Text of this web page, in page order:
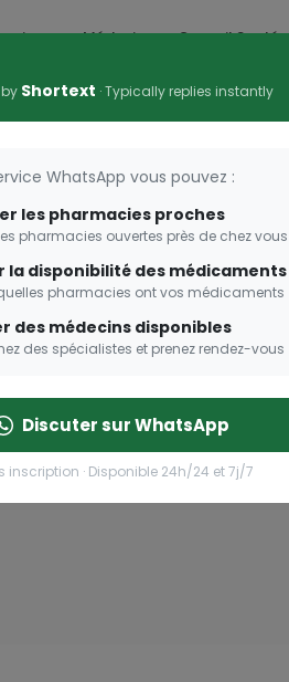
Médecins Conseil Santé
enceintes
Shortext · Typically replies instantly
WhatsApp vous pouvez :
les pharmacies proches
pharmacies ouvertes près de chez vous
la disponibilité des médicaments
pharmacies ont vos médicaments
des médecins disponibles
des spécialistes et prenez rendez-vous
Discuter sur WhatsApp
inscription · Disponible 24h/24 et 7j/7